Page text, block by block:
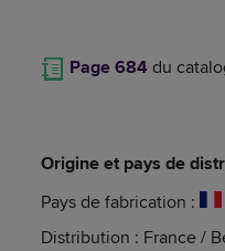
Page 684 du
Origine et pays de
Pays de fabrication :
Distribution : France /